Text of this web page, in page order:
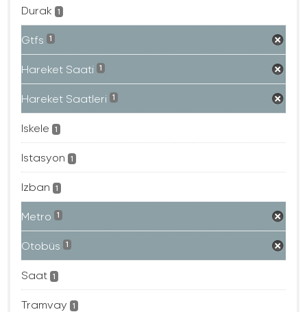
Durak 1
Gtfs 1
Hareket Saati 1
Hareket Saatleri 1
Iskele 1
Istasyon 1
Izban 1
Metro 1
Otobüs 1
Saat 1
Tramvay 1